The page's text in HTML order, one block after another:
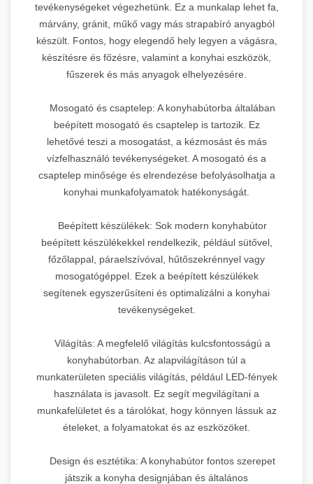
tevékenységeket végezhetünk. Ez a munkalap lehet fa,
márvány, gránit, műkő vagy más strapabíró anyagból
készült. Fontos, hogy elegendő hely legyen a vágásra,
készítésre és főzésre, valamint a konyhai eszközök,
fűszerek és más anyagok elhelyezésére.
Mosogató és csaptelep: A konyhabútorba általában
beépített mosogató és csaptelep is tartozik. Ez
lehetővé teszi a mosogatást, a kézmosást és más
vízfelhasználó tevékenységeket. A mosogató és a
csaptelep minősége és elrendezése befolyásolhatja a
konyhai munkafolyamatok hatékonyságát.
Beépített készülékek: Sok modern konyhabútor
beépített készülékekkel rendelkezik, például sütővel,
főzőlappal, páraelszívóval, hűtőszekrénnyel vagy
mosogatógéppel. Ezek a beépített készülékek
segítenek egyszerűsíteni és optimalizálni a konyhai
tevékenységeket.
Világítás: A megfelelő világítás kulcsfontosságú a
konyhabútorban. Az alapvilágításon túl a
munkaterületen speciális világítás, például LED-fények
használata is javasolt. Ez segít megvilágítani a
munkafelületet és a tárolókat, hogy könnyen lássuk az
ételeket, a folyamatokat és az eszközöket.
Design és esztétika: A konyhabútor fontos szerepet
játszik a konyha designjában és általános